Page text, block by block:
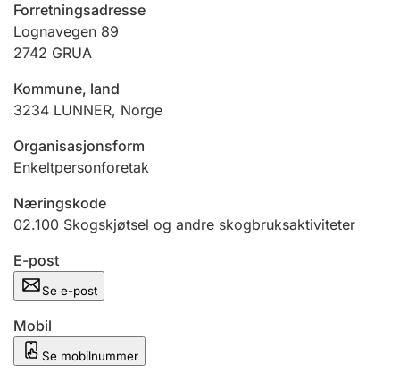
Jeger
Ektepaktveileder
Offentlig sektor
Andre tema
Forretningsadresse
Lognavegen 89
2742 GRUA
Kommune, land
3234 LUNNER, Norge
Organisasjonsform
Enkeltpersonforetak
Næringskode
02.100 Skogskjøtsel og andre skogbruksaktiviteter
E-post
Se e-post
Mobil
Se mobilnummer